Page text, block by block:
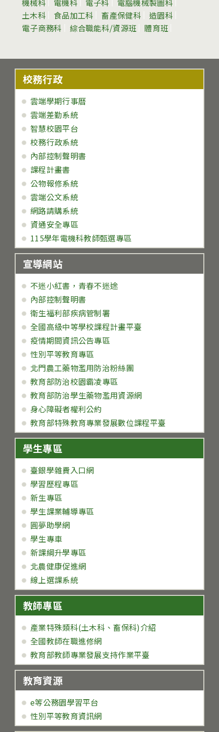
機械科 電機科 電子科
電腦機械製圖科
土木科
食品加工科 畜產保健科
造園科
電子商務科
綜合職能科/資源班 體育班
校務行政
雲端學期行事曆
雲端差勤系統
智慧校園平台
校務行政系統
內部控制聲明書
課程計畫書
公物報修系統
雲端公文系統
網路請購系統
資通安全專區
115學年電機科教師甄選專區
宣導網站
不迷小紅書，青春不迷途
內部控制聲明書
衛生福利部疾病管制署
全國高級中等學校課程計畫平臺
疫情期間資訊公告專區
性別平等教育專區
北門農工藥物濫用防治粉絲團
教育部防治校園霸凌專區
教育部防治學生藥物濫用資源網
身心障礙者權利公約
教育部特殊教育專業發展數位課程平臺
學生專區
臺銀學雜費入口網
學習歷程專區
新生專區
學生課業輔導專區
圓夢助學網
學生專車
新課綱升學專區
北農健康促進網
線上選課系統
教師專區
產業特殊類科(土木科、畜保科)介紹
全國教師在職進修網
教育部教師專業發展支持作業平臺
教育資源
e等公務園學習平台
性別平等教育資訊網